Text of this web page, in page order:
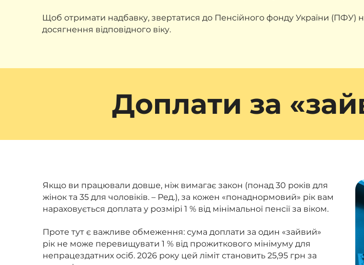
Щоб отримати надбавку, звертатися до Пенсійного фонду України (ПФУ)
досягнення відповідного віку.
Доплати за
Якщо ви працювали довше, ніж вимагає закон (понад 30 років для
жінок та 35 для чоловіків. – Ред.), за кожен «понаднормовий» рік вам
нараховується доплата у розмірі 1 % від мінімальної пенсії за віком.
Проте тут є важливе обмеження: сума доплати за один «зайвий»
рік не може перевищувати 1 % від прожиткового мінімуму для
непрацездатних осіб. 2026 року цей ліміт становить 25,95 грн за